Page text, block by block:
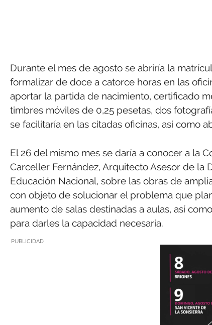
Durante el mes de agosto se abriría la
formalizar de doce a catorce horas en las
aportar la partida de nacimiento, certificado
timbres móviles de 0,25 pesetas, dos
se facilitaría en las citadas oficinas, así como
El 26 del mismo mes se daría a conocer a la
Carceller Fernández, Arquitecto Asesor de la
Educación Nacional, sobre las obras de
con objeto de solucionar el problema que
aumento de salas destinadas a aulas, así
para darles la capacidad necesaria.
PUBLICIDAD